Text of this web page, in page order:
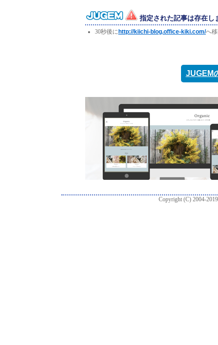
指定された記事は存在し
30秒後に http://kiichi-blog.office-kiki.com/へ
JUGEM
Copyright (C) 2004-